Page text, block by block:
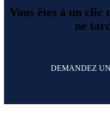
Vous êtes à un
ne
DEMANDEZ